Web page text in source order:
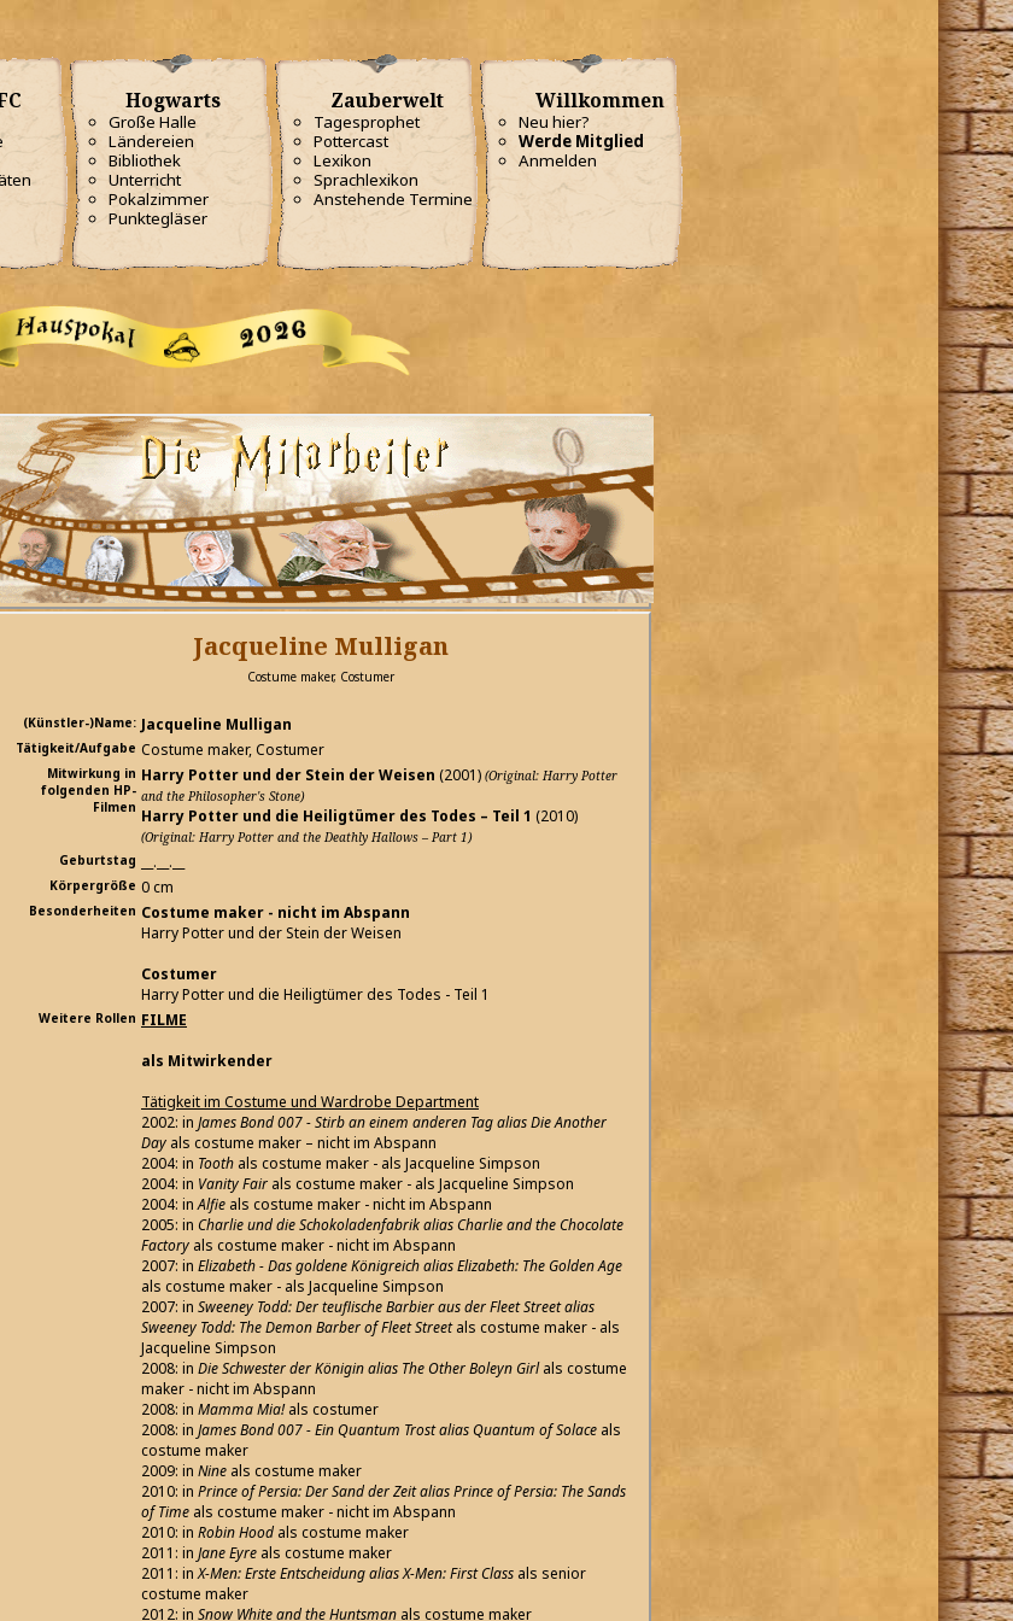
Hogwarts
Große Halle
Ländereien
Bibliothek
Unterricht
Pokalzimmer
Punktegläser
Zauberwelt
Tagesprophet
Pottercast
Lexikon
Sprachlexikon
Anstehende Termine
Willkommen
Neu hier?
Werde Mitglied
Anmelden
Jacqueline Mulligan
Costume maker, Costumer
(Künstler-)Name: Jacqueline Mulligan
Tätigkeit/Aufgabe Costume maker, Costumer
Mitwirkung in
folgenden HP-
Filmen
Harry Potter und der Stein der Weisen (2001) (Original: Harry Potter
and the Philosopher's Stone)
Harry Potter und die Heiligtümer des Todes – Teil 1 (2010)
(Original: Harry Potter and the Deathly Hallows – Part 1)
Geburtstag
__.__.__
Körpergröße 0 cm
Besonderheiten Costume maker - nicht im Abspann
Harry Potter und der Stein der Weisen
Costumer
Harry Potter und die Heiligtümer des Todes - Teil 1
Weitere Rollen FILME
als Mitwirkender
Tätigkeit im Costume und Wardrobe Department
2002: in James Bond 007 - Stirb an einem anderen Tag alias Die Another
Day als costume maker – nicht im Abspann
2004: in Tooth als costume maker - als Jacqueline Simpson
2004: in Vanity Fair als costume maker - als Jacqueline Simpson
2004: inAlfie als costume maker - nicht im Abspann
2005: in Charlie und die Schokoladenfabrik alias Charlie and the Chocolate
Factory als costume maker - nicht im Abspann
2007: in Elizabeth - Das goldene Königreich alias Elizabeth: The Golden Age
als costume maker - als Jacqueline Simpson
2007: in Sweeney Todd: Der teuflische Barbier aus der Fleet Street alias
Sweeney Todd: The Demon Barber of Fleet Streetals costume maker - als
Jacqueline Simpson
2008: in Die Schwester der Königin alias The Other Boleyn Girlals costume
maker - nicht im Abspann
2008: in Mamma Mia!als costumer
2008: in James Bond 007 - Ein Quantum Trost alias Quantum of Solace als
costume maker
2009: in Nine als costume maker
2010: in Prince of Persia: Der Sand der Zeit alias Prince of Persia: The Sands
of Time als costume maker - nicht im Abspann
2010: in Robin Hood als costume maker
2011: in Jane Eyre als costume maker
2011: inX-Men: Erste Entscheidung alias X-Men: First Class als senior
costume maker
2012: in Snow White and the Huntsman als costume maker